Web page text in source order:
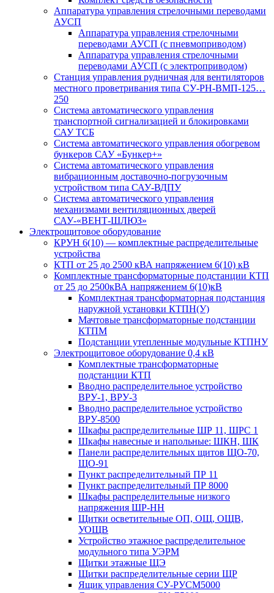
Аппаратура управления стрелочными переводами
АУСП
Аппаратура управления стрелочными
переводами АУСП (с пневмоприводом)
Аппаратура управления стрелочными
переводами АУСП (с электроприводом)
Станция управления рудничная для вентиляторов
местного проветривания типа СУ-РН-ВМП-125…
250
Система автоматического управления
транспортной сигнализацией и блокировками
САУ ТСБ
Система автоматического управления обогревом
бункеров САУ «Бункер+»
Система автоматического управления
вибрационным доставочно-погрузочным
устройством типа САУ-ВДПУ
Система автоматического управления
механизмами вентиляционных дверей
САУ-«ВЕНТ-ШЛЮЗ»
Электрощитовое оборудование
КРУН 6(10) — комплектные распределительные
устройства
КТП от 25 до 2500 кВА напряжением 6(10) кВ
Комплектные трансформаторные подстанции КТП
от 25 до 2500кВА напряжением 6(10)кВ
Комплектная трансформаторная подстанция
наружной установки КТПН(У)
Мачтовые трансформаторные подстанции
КТПМ
Подстанции утепленные модульные КТПНУ
Электрощитовое оборудование 0,4 кВ
Комплектные трансформаторные
подстанции КТП
Вводно распределительное устройство
ВРУ-1, ВРУ-3
Вводно распределительное устройство
ВРУ-8500
Шкафы распределительные ШР 11, ШРС 1
Шкафы навесные и напольные: ШКН, ШК
Панели распределительных щитов ЩО-70,
ЩО-91
Пункт распределительный ПР 11
Пункт распределительный ПР 8000
Шкафы распределительные низкого
напряжения ШР-НН
Щитки осветительные ОП, ОЩ, ОЩВ,
УОЩВ
Устройство этажное распределительное
модульного типа УЭРМ
Щитки этажные ЩЭ
Щитки распределительные серии ЩР
Ящик управления СУ-РУСМ5000